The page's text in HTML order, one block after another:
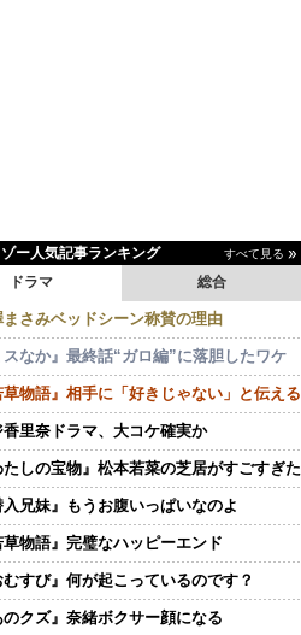
ー人気記事ランキング すべて見る
ドラマ 総合
まさみベッドシーン称賛の理由
スなか』最終話“ガロ編”に落胆したワケ
草物語』相手に「好きじゃない」と伝える
香里奈ドラマ、大コケ確実か
たしの宝物』松本若菜の芝居がすごすぎた
入兄妹』もうお腹いっぱいなのよ
草物語』完璧なハッピーエンド
むすび』何が起こっているのです？
のクズ』奈緒ボクサー顔になる